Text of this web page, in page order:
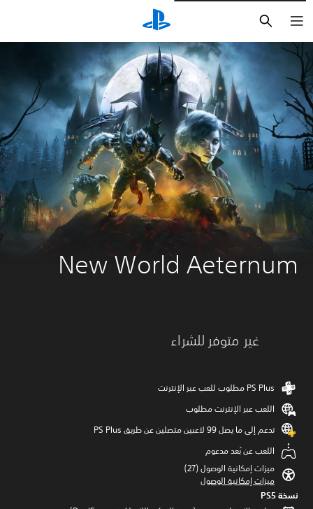
New World Aeternum
غير متوفر للشراء
اللعب عبر الإنترنت مطلوب
تدعم إلى ما يصل 99 لاعبين متصلين عن طريق PS Plus‏
اللعب عن بُعد مدعوم
ميزات إمكانية الوصول (27)‏
ميزات إمكانية الوصول
نسخة PS5‏